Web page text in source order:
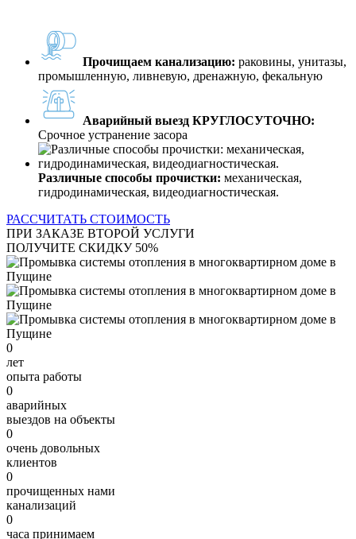
Прочищаем канализацию: раковины, унитазы,
промышленную, ливневую, дренажную, фекальную
Аварийный выезд КРУГЛОСУТОЧНО:
Срочное устранение засора
Различные способы прочистки: механическая,
гидродинамическая, видеодиагностическая.
РАССЧИТАТЬ СТОИМОСТЬ
ПРИ ЗАКАЗЕ ВТОРОЙ УСЛУГИ
ПОЛУЧИТЕ СКИДКУ 50%
0
лет
опыта работы
0
аварийных
выездов на объекты
0
очень довольных
клиентов
0
прочищенных нами
канализаций
0
часа принимаем